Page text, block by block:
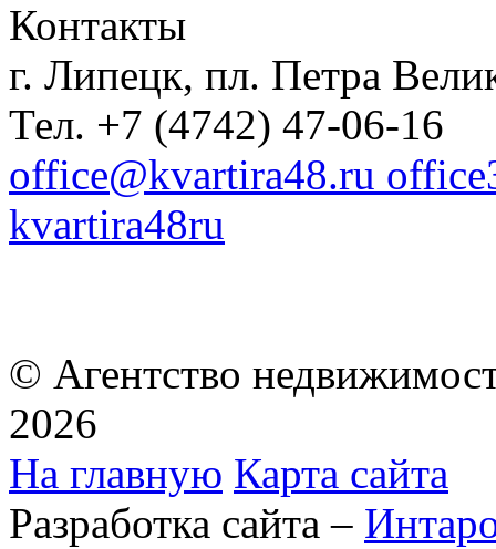
Контакты
г. Липецк, пл. Петра
Тел. +7 (4742) 47-06-16
office@kvartira48.ru
kvartira48ru
© Агентство
2026
На главную Карта сайта
Разработка сайта –